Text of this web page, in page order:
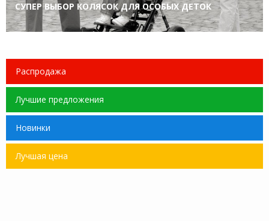
СУПЕР ВЫБОР КОЛЯСОК ДЛЯ ОСОБЫХ ДЕТОК
Распродажа
Лучшие предложения
Новинки
Лучшая цена